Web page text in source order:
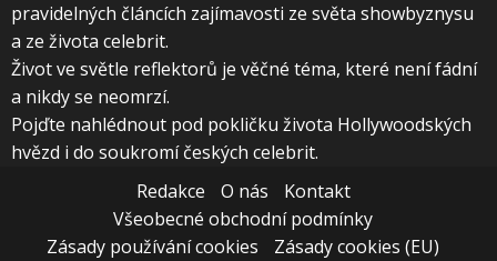
pravidelných článcích zajímavosti ze světa showbyznysu
a ze života celebrit.
Život ve světle reflektorů je věčné téma, které není fádní
a nikdy se neomrzí.
Pojďte nahlédnout pod pokličku života Hollywoodských
hvězd i do soukromí českých celebrit.
Redakce
O nás
Kontakt
Všeobecné obchodní podmínky
Zásady používání cookies
Zásady cookies (EU)